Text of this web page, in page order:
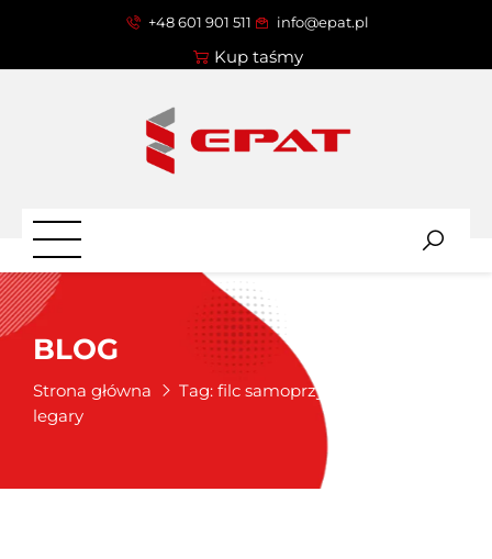
+48 601 901 511 info@epat.pl
Kup taśmy
BLOG
Strona główna Tag: filc samoprzylepny pod
legary